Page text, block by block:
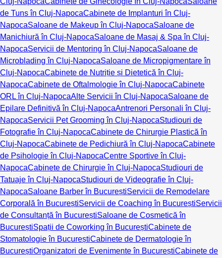
de Tuns în Cluj-NapocaCabinete de Implanturi în Cluj-
NapocaSaloane de Makeup în Cluj-NapocaSaloane de
Manichiură în Cluj-NapocaSaloane de Masaj & Spa în Cluj-
NapocaServicii de Mentoring în Cluj-NapocaSaloane de
Microblading în Cluj-NapocaSaloane de Micropigmentare în
Cluj-NapocaCabinete de Nutriție și Dietetică în Cluj-
NapocaCabinete de Oftalmologie în Cluj-NapocaCabinete
ORL în Cluj-NapocaAlte Servicii în Cluj-NapocaSaloane de
Epilare Definitivă în Cluj-NapocaAntrenori Personali în Cluj-
NapocaServicii Pet Grooming în Cluj-NapocaStudiouri de
Fotografie în Cluj-NapocaCabinete de Chirurgie Plastică în
Cluj-NapocaCabinete de Pedichiură în Cluj-NapocaCabinete
de Psihologie în Cluj-NapocaCentre Sportive în Cluj-
NapocaCabinete de Chirurgie în Cluj-NapocaStudiouri de
Tatuaje în Cluj-NapocaStudiouri de Videografie în Cluj-
NapocaSaloane Barber în BucureștiServicii de Remodelare
Corporală în BucureștiServicii de Coaching în BucureștiServicii
de Consultanță în BucureștiSaloane de Cosmetică în
BucureștiSpații de Coworking în BucureștiCabinete de
Stomatologie în BucureștiCabinete de Dermatologie în
BucureștiOrganizatori de Evenimente în BucureștiCabinete de